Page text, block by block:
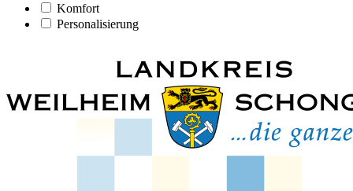
Komfort
Personalisierung